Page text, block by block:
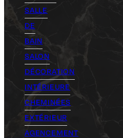
SALLE
DE
BAIN
SALON
DÉCORATION
INTÉRIEURE
CHEMINÉES
EXTÉRIEUR
AGENCEMENT